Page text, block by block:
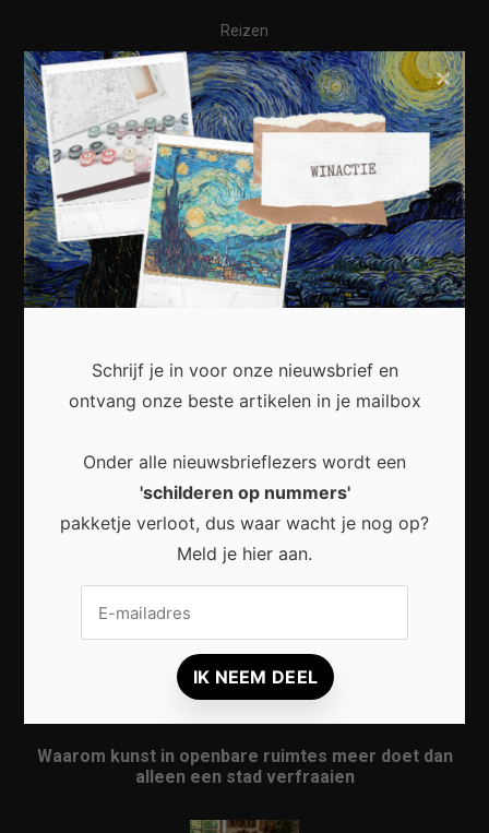
Reizen
Wonen
Business
Financieel
Varia
Meest recent
Waarom een thuisbatterij steeds interessanter
Waarom micro-avonturen de perfecte manier zijn
om Nederland opnieuw te ontdekken
Waarom kunst in openbare ruimtes meer doet dan
alleen een stad verfraaien
Schrijf je in voor onze nieuwsbrief en
ontvang onze beste artikelen in je mailbox
Onder alle nieuwsbrieflezers wordt een
'schilderen op nummers'
pakketje verloot, dus waar wacht je nog op?
Meld je hier aan.
×